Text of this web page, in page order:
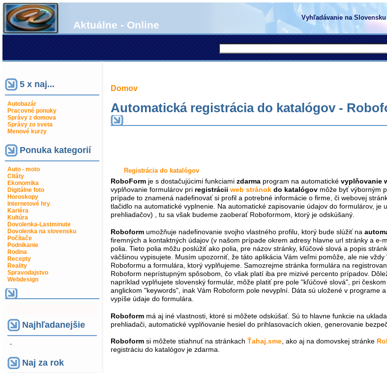
Aktuálne - Online
Vyhľadávanie na Slovensku
5 x naj...
Autobazár
Pracovné ponuky
Správy z domova
Správy zo sveta
Menové kurzy
Ponuka kategorií
Auto - moto
Citáty
Ekonomika
Digitálne foto
Horoskopy
Internetové hry
Kariéra
Kultúra
Dovolenka-Lastminute
Dovolenka na slovensku
Počítače
Podnikanie
Rodina
Recepty
Reality
Spravodajstvo
Webdesign
Najhľadanejšie
-
Naj za rok
Domov
Automatická registrácia do katalógov -
Registrácia do katalógov
RoboForm je s dostačujúcimi funkciami zdarma program na automatické vyplňovanie
vyplňovanie formulárov pri registrácii web stránok do katalógov môže byť výborným
prípade to znamená nadefinovať si profil a potrebné informácie o firme, či webovej
tlačidlo na automatické vyplnenie. Na automatické zapisovanie údajov do formulárov,
prehliadačov) , tu sa však budeme zaoberať Roboformom, ktorý je odskúšaný.
Roboform umožňuje nadefinovanie svojho vlastného profilu, ktorý bude slúžiť na
firemných a kontaktných údajov (v našom prípade okrem adresy hlavne url stránky a
polia. Tieto polia môžu poslúžiť ako polia, pre názov stránky, kľúčové slová a popis
väčšinou vypisujete. Musím upozorniť, že táto aplikácia Vám veľmi pomôže, ale nie
Roboformu a formulára, ktorý vyplňujeme. Samozrejme stránka formulára na
Roboform neprístupným spôsobom, čo však platí iba pre mizivé percento prípadov.
napríklad vyplňujete slovenský formulár, môže platiť pre pole "kľúčové slová", pri
anglickom "keywords", inak Vám Roboform pole nevyplní. Dáta sú uložené v programe
vypíše údaje do formulára.
Roboform má aj iné vlastnosti, ktoré si môžete odskúšať. Sú to hlavne funkcie na
prehliadači, automatické vyplňovanie hesiel do prihlasovacích okien, generovanie
Roboform si môžete stiahnuť na stránkach Ťahaj.sme, ako aj na domovskej stránke
registráciu do katalógov je zdarma.